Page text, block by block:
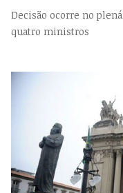
Decisão ocorre no
quatro ministros